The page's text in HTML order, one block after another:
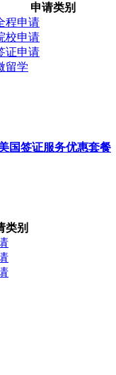
申请类别
程申请
校申请
证申请
留学
国签证服务优惠套餐
类别